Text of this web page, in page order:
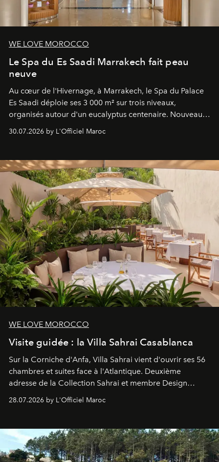
WE LOVE MOROCCO
Le Spa du Es Saadi Marrakech fait peau
neuve
Au cœur de l'Hivernage, à Marrakech, le Spa du Palace
Es Saadi déploie ses 3 000 m² sur trois niveaux,
organisés autour d'un eucalyptus centenaire. Nouveau
neuro-cosmétique, parcours thermal et studio dédié au
entièreté, entre science des émotions et rituels
reposants.
30.07.2026 by L'Officiel Maroc
WE LOVE MOROCCO
Visite guidée : la Villa Sahrai Casablanca
Sur la Corniche d'Anfa, Villa Sahrai vient d'ouvrir ses 56
chambres et suites face à l'Atlantique. Deuxième
adresse de la Collection Sahrai et membre Design
Pillet promet un lieu de vie complet. On y a déjeuné…
28.07.2026 by L'Officiel Maroc